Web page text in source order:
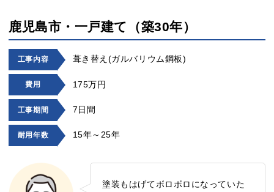
鹿児島市・一戸建て（築30年）
工事内容 葺き替え(ガルバリウム鋼板)
費用 175万円
工事期間 7日間
耐用年数 15年～25年
塗装もはげてボロボロになっていた